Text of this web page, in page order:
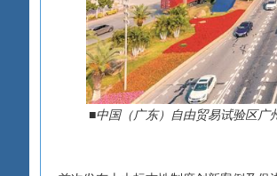
■中国（广东）自由贸易试验区广